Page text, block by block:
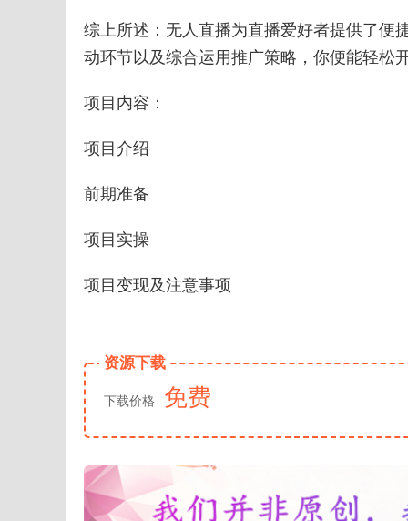
综上所述：无人直播为直播爱好者提供了便
动环节以及综合运用推广策略，你便能轻松
项目内容：
项目介绍
前期准备
项目实操
项目变现及注意事项
资源下载
下载价格 免费